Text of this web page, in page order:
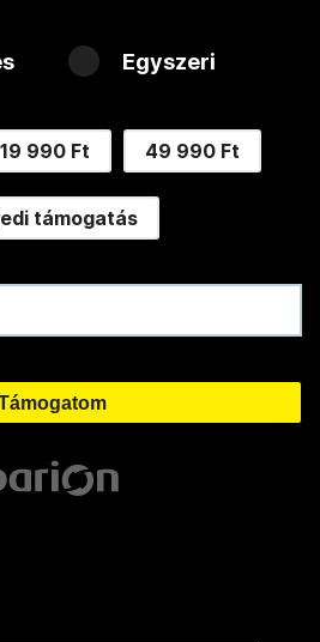
Egyszeri
19 990 Ft 49 990 Ft
támogatás